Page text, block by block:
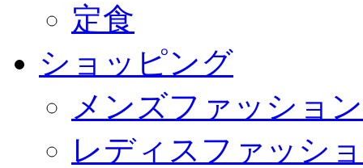
定食
ショッピング
メンズファッション
レディスファッシ